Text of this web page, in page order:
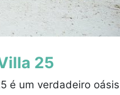
25
é um verdadeiro oásis